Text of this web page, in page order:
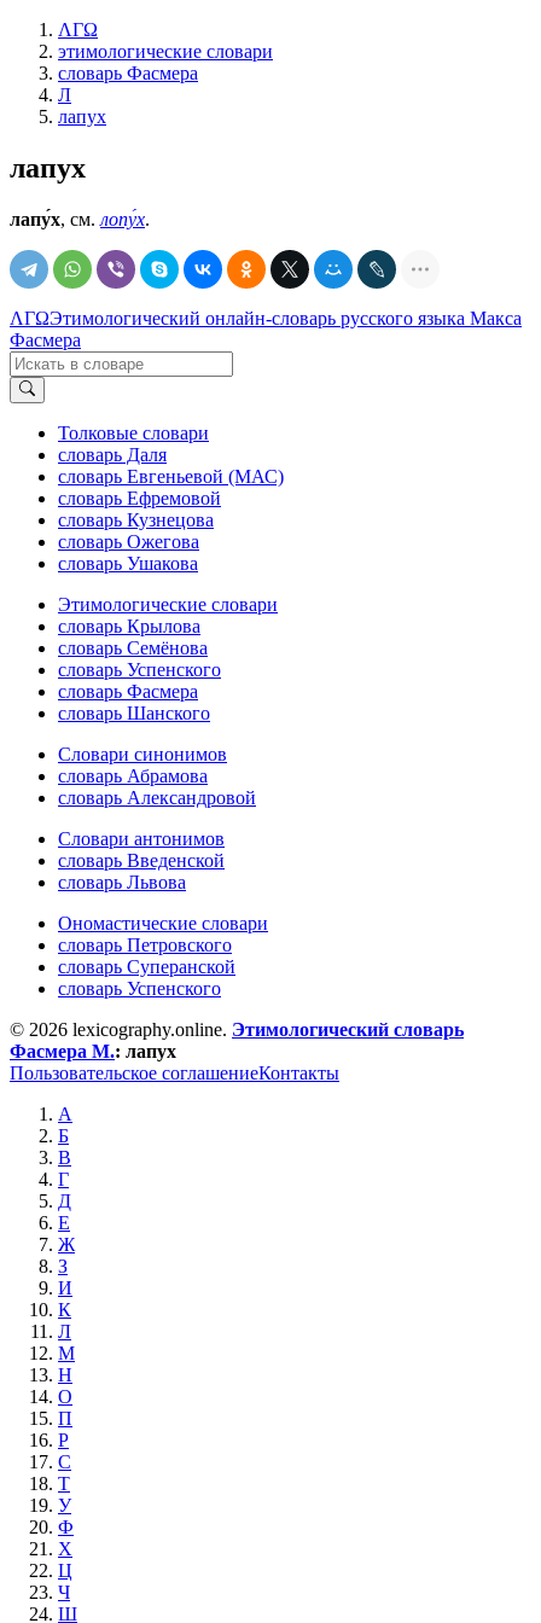
ΛΓΩ
этимологические словари
словарь Фасмера
Л
лапух
лапух
лапу́х, см. лопу́х.
ΛΓΩЭтимологический онлайн-словарь русского языка Макса
Фасмера
Толковые словари
словарь Даля
словарь Евгеньевой (МАС)
словарь Ефремовой
словарь Кузнецова
словарь Ожегова
словарь Ушакова
Этимологические словари
словарь Крылова
словарь Семёнова
словарь Успенского
словарь Фасмера
словарь Шанского
Словари синонимов
словарь Абрамова
словарь Александровой
Словари антонимов
словарь Введенской
словарь Львова
Ономастические словари
словарь Петровского
словарь Суперанской
словарь Успенского
© 2026 lexicography.online. Этимологический словарь
Фасмера М.: лапух
Пользовательское соглашениеКонтакты
А
Б
В
Г
Д
Е
Ж
З
И
К
Л
М
Н
О
П
Р
С
Т
У
Ф
Х
Ц
Ч
Ш